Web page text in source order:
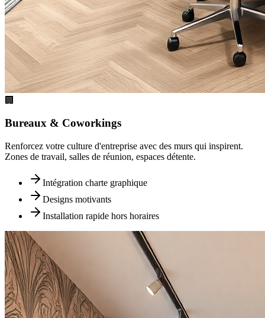
🏢
Bureaux & Coworkings
Renforcez votre culture d'entreprise avec des murs qui inspirent.
Zones de travail, salles de réunion, espaces détente.
Intégration charte graphique
Designs motivants
Installation rapide hors horaires